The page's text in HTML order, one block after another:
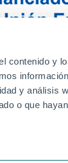
contenido y
y análisis
o que Envia